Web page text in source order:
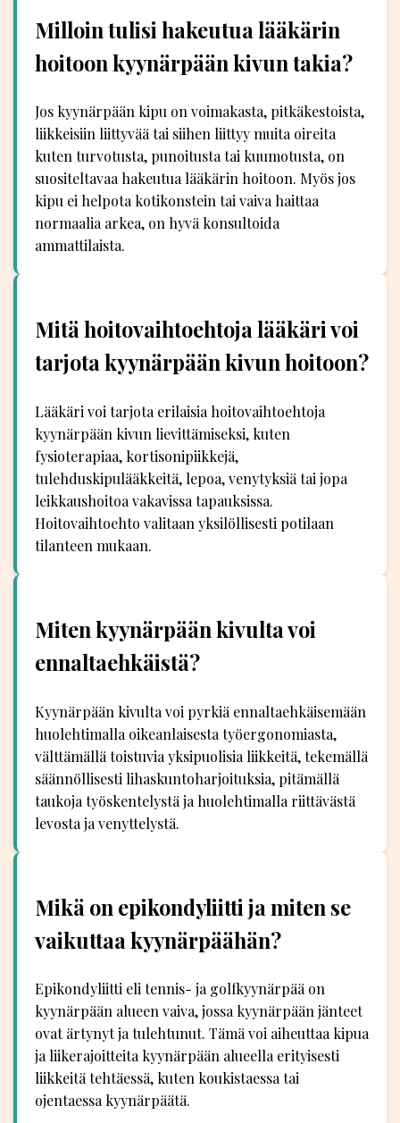
Milloin tulisi hakeutua lääkärin
hoitoon kyynärpään kivun takia?
Jos kyynärpään kipu on voimakasta, pitkäkestoista,
liikkeisiin liittyvää tai siihen liittyy muita oireita
kuten turvotusta, punoitusta tai kuumotusta, on
suositeltavaa hakeutua lääkärin hoitoon. Myös jos
kipu ei helpota kotikonstein tai vaiva haittaa
normaalia arkea, on hyvä konsultoida
ammattilaista.
Mitä hoitovaihtoehtoja lääkäri voi
tarjota kyynärpään kivun hoitoon?
Lääkäri voi tarjota erilaisia hoitovaihtoehtoja
kyynärpään kivun lievittämiseksi, kuten
fysioterapiaa, kortisonipiikkejä,
tulehduskipulääkkeitä, lepoa, venytyksiä tai jopa
leikkaushoitoa vakavissa tapauksissa.
Hoitovaihtoehto valitaan yksilöllisesti potilaan
tilanteen mukaan.
Miten kyynärpään kivulta voi
ennaltaehkäistä?
Kyynärpään kivulta voi pyrkiä ennaltaehkäisemään
huolehtimalla oikeanlaisesta työergonomiasta,
välttämällä toistuvia yksipuolisia liikkeitä, tekemällä
säännöllisesti lihaskuntoharjoituksia, pitämällä
taukoja työskentelystä ja huolehtimalla riittävästä
levosta ja venyttelystä.
Mikä on epikondyliitti ja miten se
vaikuttaa kyynärpäähän?
Epikondyliitti eli tennis- ja golfkyynärpää on
kyynärpään alueen vaiva, jossa kyynärpään jänteet
ovat ärtynyt ja tulehtunut. Tämä voi aiheuttaa kipua
ja liikerajoitteita kyynärpään alueella erityisesti
liikkeitä tehtäessä, kuten koukistaessa tai
ojentaessa kyynärpäätä.